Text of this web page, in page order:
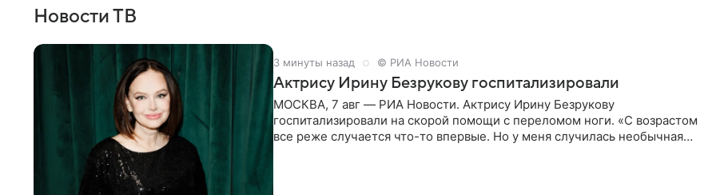
Новости ТВ
3 минуты назад © РИА Новости
Актрису Ирину Безрукову госпитализировали
МОСКВА, 7 авг — РИА Новости. Актрису Ирину Безрукову
госпитализировали на скорой помощи с переломом ноги. «С возрастом
все реже случается что-то впервые. Но у меня случилась необычная